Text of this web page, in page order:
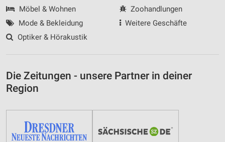
Möbel & Wohnen
Mode & Bekleidung
Optiker & Hörakustik
Zoohandlungen
Weitere Geschäfte
Die Zeitungen - unsere Partner in deiner
Region